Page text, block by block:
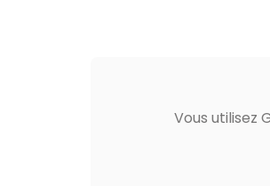
Vous utilisez